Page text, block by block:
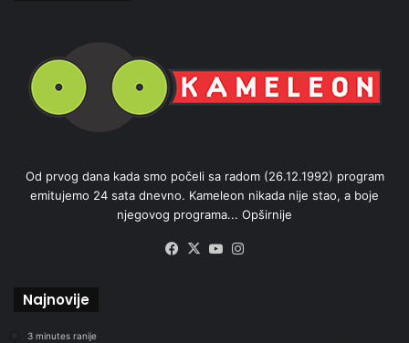
Od prvog dana kada smo počeli sa radom (26.12.1992) program
emitujemo 24 sata dnevno. Kameleon nikada nije stao, a boje
njegovog programa... Opširnije
Facebook
X YouTube
Najnovije
3 minutes ranije